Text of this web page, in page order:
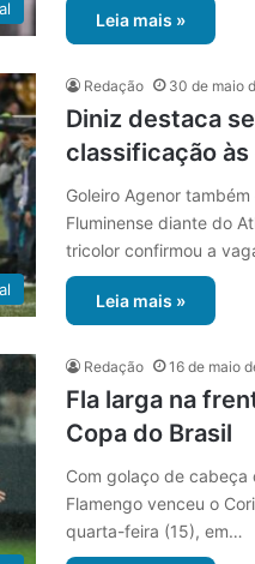
Leia mais »
Redação 30 de maio
Diniz destaca
classificação
Goleiro Agenor
Fluminense diante do
tricolor confirmou a
Leia mais »
Redação 16 de maio
Fla larga na
Copa do Brasil
Com golaço de cabeça
Flamengo venceu o
quarta-feira (15), em…